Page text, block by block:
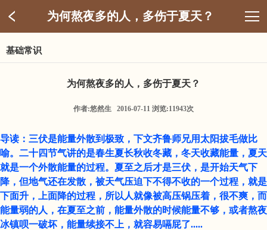
为何熬夜多的人，多伤于夏天？
基础常识
为何熬夜多的人，多伤于夏天？
作者:悠然生 2016-07-11 浏览:11943次
导读：三伏是能量外散到极致，下文齐鲁师兄用太阳拔毛做比
喻。二十四节气讲的是春生夏长秋收冬藏，冬天收藏能量，夏天
就是一个外散能量的过程。夏至之后才是三伏，是开始天气下
降，但地气还在发散，被天气压迫下不得不收的一个过程，就是
下面升，上面降的过程，所以人就像被高压锅压着，很不爽，而
能量弱的人，在夏至之前，能量外散的时候能量不够，或者熬夜
冰镇呗一破坏，能量续接不上，就容易嗝屁了.....